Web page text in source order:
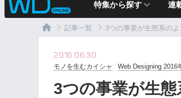
特集から探す 連
記事一覧 3つの事業が生態系のよ
2016.06.30
モノを生むカイシャ Web Designing 2016
3つの事業が生